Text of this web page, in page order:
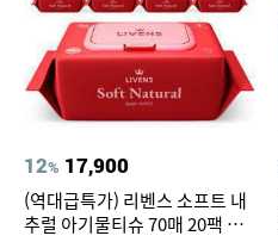
12% 17,900
(역대급특가) 리벤스 소프트 내
추럴 아기물티슈 70매 20팩 캡